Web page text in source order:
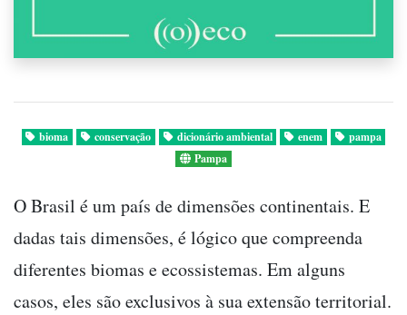
bioma conservação dicionário ambiental enem
pampa
Pampa
O Brasil é um país de dimensões continentais. E
dadas tais dimensões, é lógico que compreenda
diferentes biomas e ecossistemas. Em alguns
casos, eles são exclusivos à sua extensão territorial.